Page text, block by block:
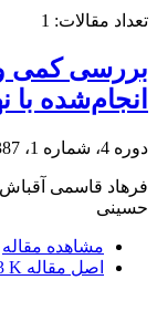
تعداد مقالات: 1
بررسی کمی
انجام‌شده با
دوره 4، شماره 1، 1387
فرهاد قاسمی
حسینی
مشاهده مقاله
اصل مقاله K